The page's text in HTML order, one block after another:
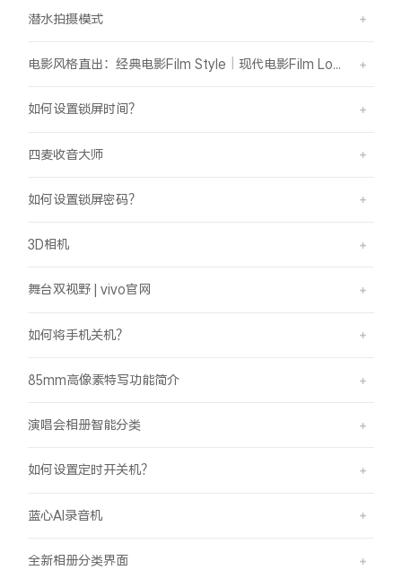
潜水拍摄模式
如何设置锁屏时间？
四麦收音大师
如何设置锁屏密码？
3D相机
舞台双视野 | vivo官网
如何将手机关机？
85mm高像素特写功能简介
演唱会相册智能分类
如何设置定时开关机？
蓝心AI录音机
全新相册分类界面